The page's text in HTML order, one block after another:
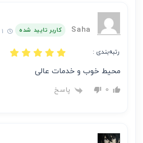
Saha کاربر تایید شده
رتبه‌بندی :
محیط خوب و خدمات عالی
0 پاسخ